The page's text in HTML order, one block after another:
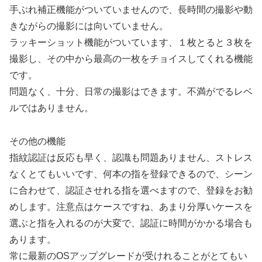
手ぶれ補正機能がついていませんので、長時間の撮影や動
きながらの撮影には向いていません。
ラッキーショット機能がついています、１枚とると３枚を
撮影し、その中から最高の一枚をチョイスしてくれる機能
です。
問題なく、十分、日常の撮影はできます。不満がでるレベ
ルではありません。
その他の機能
指紋認証は反応も早く、認識も問題ありません、ストレス
なくとてもいいです、何本の指を登録できるので、シーン
に合わせて、認証させれる指を選べますので、登録をお勧
めします。注意点はケースですね、あまり分厚いケースを
選ぶと指を入れるのが大変で、認証に時間がかかる場合も
あります。
常に最新のOSアップグレードが受けれることがとてもい